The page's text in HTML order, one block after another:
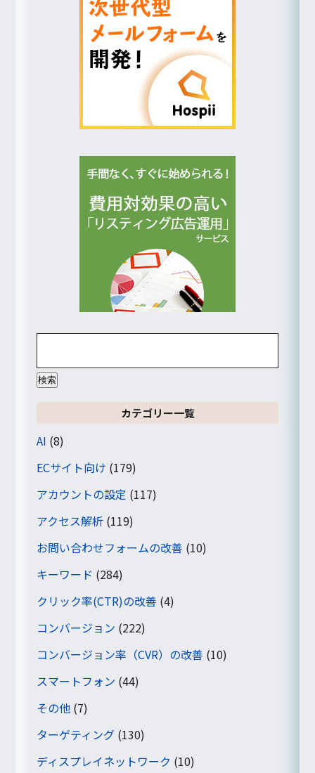
カテゴリー一覧
AI (8)
ECサイト向け (179)
アカウントの設定 (117)
アクセス解析 (119)
お問い合わせフォームの改善 (10)
キーワード (284)
クリック率(CTR)の改善 (4)
コンバージョン (222)
コンバージョン率（CVR）の改善 (10)
スマートフォン (44)
その他 (7)
ターゲティング (130)
ディスプレイネットワーク (10)